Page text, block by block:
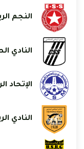
النجم
النادي
الإتحاد
النادي